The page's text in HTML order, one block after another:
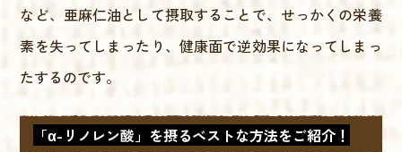
など、亜麻仁油として摂取することで、せっかくの栄養
素を失ってしまったり、健康面で逆効果になってしまっ
たするのです。
「α-リノレン酸」を摂るベストな方法をご紹介！